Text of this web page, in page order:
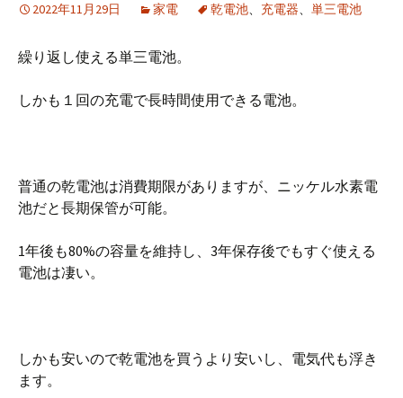
2022年11月29日 家電 乾電池、 充電器、 単三電池
繰り返し使える単三電池。
しかも１回の充電で長時間使用できる電池。
普通の乾電池は消費期限がありますが、ニッケル水素電
池だと長期保管が可能。
1年後も80%の容量を維持し、3年保存後でもすぐ使える
電池は凄い。
しかも安いので乾電池を買うより安いし、電気代も浮き
ます。